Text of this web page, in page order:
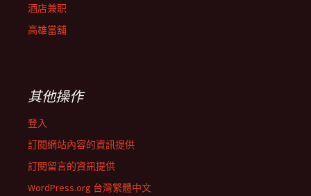
酒店兼职
高雄當舖
其他操作
登入
訂閱網站內容的資訊提供
訂閱留言的資訊提供
WordPress.org 台灣繁體中文